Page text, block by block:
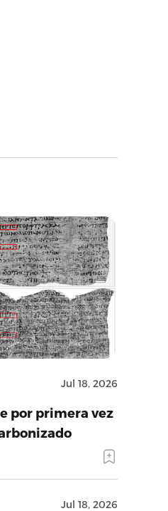
Jul 18, 2026
por primera vez
Jul 18, 2026